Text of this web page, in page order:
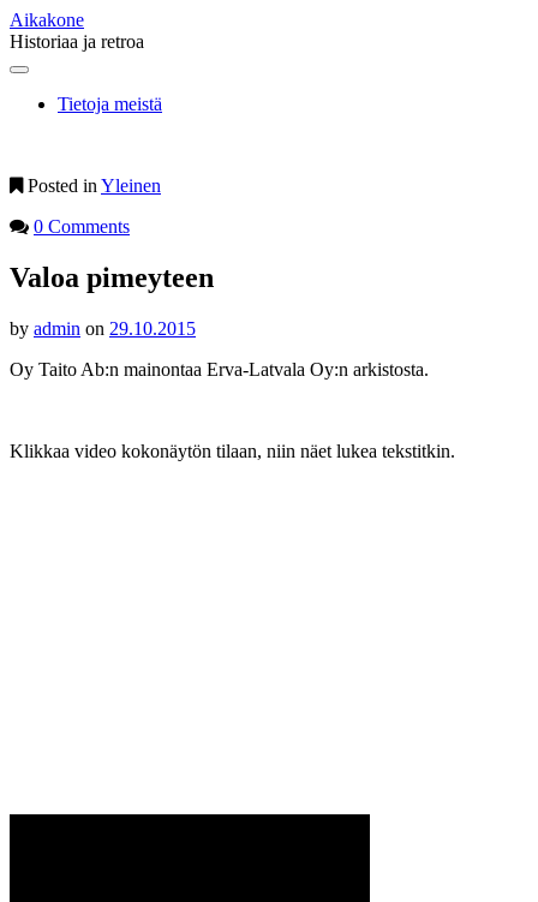
Aikakone
Historiaa ja retroa
Main
Skip
contentTietoja meistä
Posted in Yleinen
0 Comments
Valoa pimeyteen
by admin on 29.10.2015
Oy Taito Ab:n mainontaa Erva-Latvala Oy:n arkistosta.
Klikkaa video kokonäytön tilaan, niin näet lukea tekstitkin.